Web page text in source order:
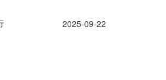
2025-09-22